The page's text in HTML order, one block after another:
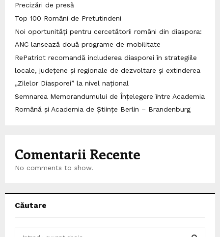
Precizări de presă
Top 100 Români de Pretutindeni
Noi oportunități pentru cercetătorii români din diaspora:
ANC lansează două programe de mobilitate
RePatriot recomandă includerea diasporei în strategiile
locale, județene și regionale de dezvoltare și extinderea
„Zilelor Diasporei” la nivel național
Semnarea Memorandumului de Înțelegere între Academia
Română și Academia de Științe Berlin – Brandenburg
Comentarii Recente
No comments to show.
Căutare